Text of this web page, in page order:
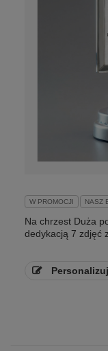
W PROMOCJI NASZ
Na chrzest Duża
dedykacją 7 zdjęć
Personalizuj